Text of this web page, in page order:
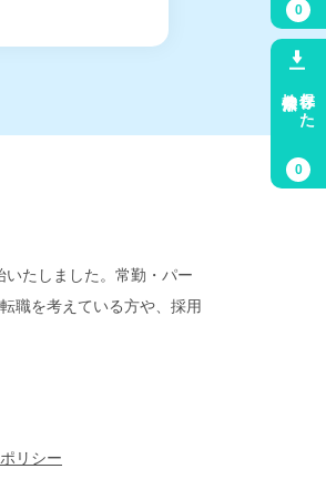
たしました。常勤・パー
職を考えている方や、採用
リシー
0
保存した
0